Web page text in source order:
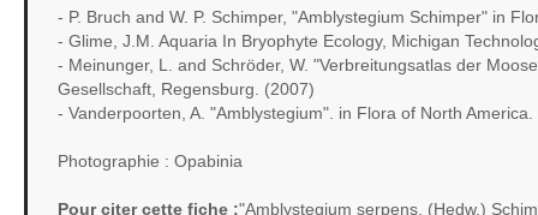
- P. Bruch and W. P. Schimper, "Amblystegium Schimper" in
- Glime, J.M. Aquaria In Bryophyte Ecology, Michigan
- Meinunger, L. and Schröder, W. "Verbreitungsatlas der
Gesellschaft, Regensburg. (2007)
- Vanderpoorten, A. "Amblystegium". in Flora of North
Photographie : Opabinia
Pour citer cette fiche :"Amblystegium serpens, (Hedw.)